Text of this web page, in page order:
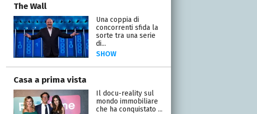
The Wall
Una coppia di
concorrenti sfida la
sorte tra una serie
di...
SHOW
Casa a prima vista
Il docu-reality sul
mondo immobiliare
che ha conquistato ...